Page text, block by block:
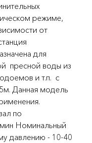
режиме,
от
для
пресной воды из
и т.п. с
Данная модель
по
Номинальный
давлению - 10-40